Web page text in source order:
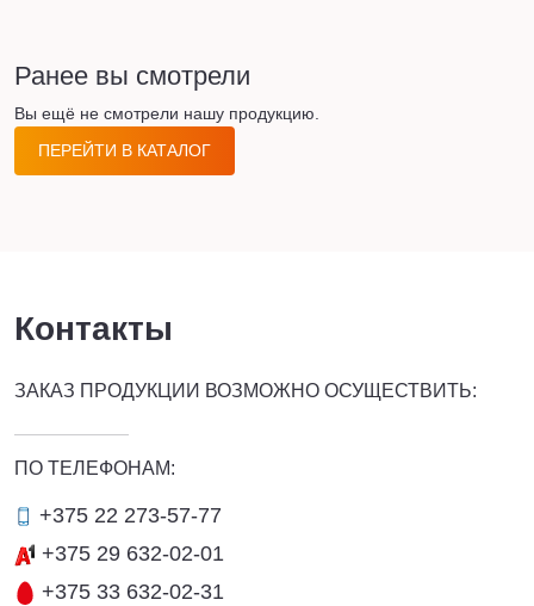
Ранее вы смотрели
Вы ещё не смотрели нашу продукцию.
ПЕРЕЙТИ В КАТАЛОГ
Контакты
ЗАКАЗ ПРОДУКЦИИ ВОЗМОЖНО ОСУЩЕСТВИТЬ:
ПО ТЕЛЕФОНАМ:
+375 22 273-57-77
+375 29 632-02-01
+375 33 632-02-31